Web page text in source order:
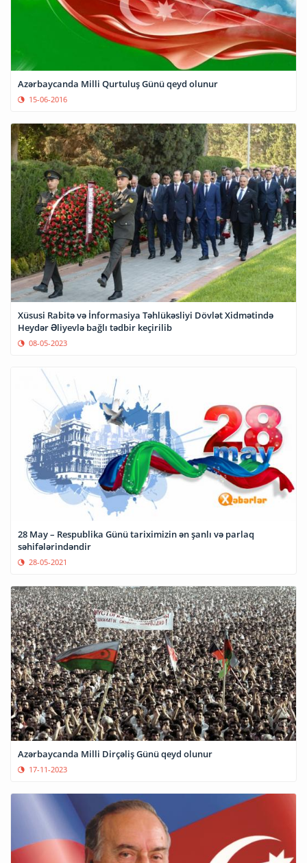
Azərbaycanda Milli Qurtuluş Günü qeyd olunur
15-06-2016
Xüsusi Rabitə və İnformasiya Təhlükəsliyi Dövlət Xidmətində
Heydər Əliyevlə bağlı tədbir keçirilib
08-05-2023
28 May – Respublika Günü tariximizin ən şanlı və parlaq
səhifələrindəndir
28-05-2021
Azərbaycanda Milli Dirçəliş Günü qeyd olunur
17-11-2023